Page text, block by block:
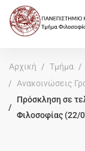
Αρχική Τμήμα
Ανακοινώσεις
Πρόσκληση σε
Φιλοσοφίας (22/